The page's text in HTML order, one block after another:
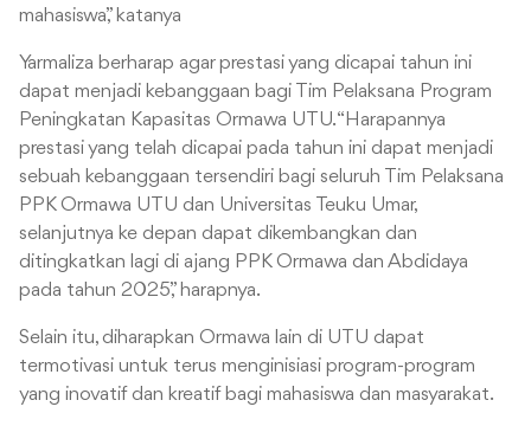
mahasiswa,” katanya
Yarmaliza berharap agar prestasi yang dicapai tahun ini
dapat menjadi kebanggaan bagi Tim Pelaksana Program
Peningkatan Kapasitas Ormawa UTU. “Harapannya
prestasi yang telah dicapai pada tahun ini dapat menjadi
sebuah kebanggaan tersendiri bagi seluruh Tim Pelaksana
PPK Ormawa UTU dan Universitas Teuku Umar,
selanjutnya ke depan dapat dikembangkan dan
ditingkatkan lagi di ajang PPK Ormawa dan Abdidaya
pada tahun 2025,” harapnya.
Selain itu, diharapkan Ormawa lain di UTU dapat
termotivasi untuk terus menginisiasi program-program
yang inovatif dan kreatif bagi mahasiswa dan masyarakat.